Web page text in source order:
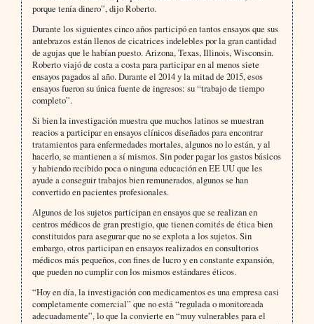
porque tenía dinero”, dijo Roberto.
Durante los siguientes cinco años participó en tantos ensayos que sus
antebrazos están llenos de cicatrices indelebles por la gran cantidad
de agujas que le habían puesto. Arizona, Texas, Illinois, Wisconsin.
Roberto viajó de costa a costa para participar en al menos siete
ensayos pagados al año. Durante el 2014 y la mitad de 2015, esos
ensayos fueron su única fuente de ingresos: su “trabajo de tiempo
completo”.
Si bien la investigación muestra que muchos latinos se muestran
reacios a participar en ensayos clínicos diseñados para encontrar
tratamientos para enfermedades mortales, algunos no lo están, y al
hacerlo, se mantienen a sí mismos. Sin poder pagar los gastos básicos
y habiendo recibido poca o ninguna educación en EE UU que les
ayude a conseguir trabajos bien remunerados, algunos se han
convertido en pacientes profesionales.
Algunos de los sujetos participan en ensayos que se realizan en
centros médicos de gran prestigio, que tienen comités de ética bien
constituidos para asegurar que no se explota a los sujetos. Sin
embargo, otros participan en ensayos realizados en consultorios
médicos más pequeños, con fines de lucro y en constante expansión,
que pueden no cumplir con los mismos estándares éticos.
“Hoy en día, la investigación con medicamentos es una empresa casi
completamente comercial” que no está “regulada o monitoreada
adecuadamente”, lo que la convierte en “muy vulnerables para el